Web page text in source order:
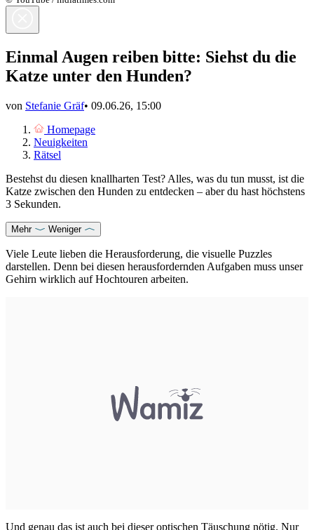
Einmal Augen reiben bitte: Siehst du die
Katze unter den Hunden?
von Stefanie Gräf• 09.06.26, 15:00
Homepage
Neuigkeiten
Rätsel
Bestehst du diesen knallharten Test? Alles, was du tun musst, ist die
Katze zwischen den Hunden zu entdecken – aber du hast höchstens
3 Sekunden.
Mehr Weniger
Viele Leute lieben die Herausforderung, die visuelle Puzzles
darstellen. Denn bei diesen herausfordernden Aufgaben muss unser
Gehirn wirklich auf Hochtouren arbeiten.
Und genau das ist auch bei dieser optischen Täuschung nötig. Nur